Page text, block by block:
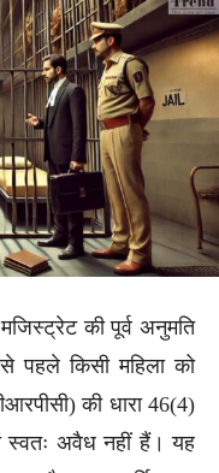
की पूर्व अनुमति
पहले किसी महिला को
की धारा 46(4)
स्वतः अवैध नहीं हैं। यह